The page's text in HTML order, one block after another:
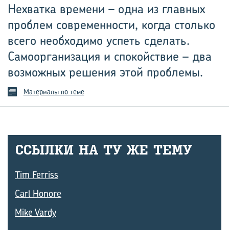
Нехватка времени – одна из главных
проблем современности, когда столько
всего необходимо успеть сделать.
Самоорганизация и спокойствие – два
возможных решения этой проблемы.
Материалы по теме
ССЫЛ­КИ НА ТУ ЖЕ ТЕМУ
Tim Ferriss
Carl Honore
Mike Vardy